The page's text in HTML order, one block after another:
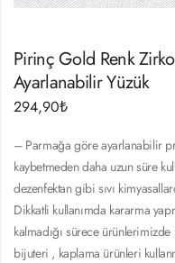
Pirinç Gold Renk
Ayarlanabilir Yüzük
294,90₺
– Parmağa göre ayarlanabilir
kaybetmeden daha uzun süre
dezenfektan gibi sıvı
Dikkatli kullanımda kararma
kalmadığı sürece
bijuteri , kaplama ürünleri